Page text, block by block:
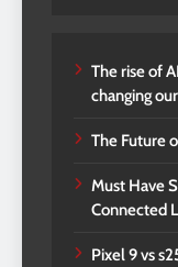
The rise of
changing
The Future
Must Have
Connected
Pixel 9 vs